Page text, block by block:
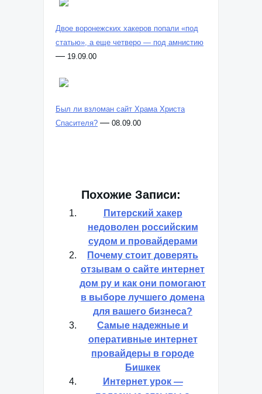
Двое воронежских хакеров попали «под
статью», а еще четверо — под амнистию
Был ли взломан сайт Храма Христа
Похожие Записи:
Питерский хакер
недоволен российским
судом и провайдерами
Почему стоит доверять
отзывам о сайте интернет
дом ру и как они помогают
в выборе лучшего домена
для вашего бизнеса?
Самые надежные и
оперативные интернет
провайдеры в городе
Бишкек
Интернет урок —